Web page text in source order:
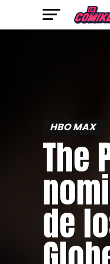
HBO MAX
The
de